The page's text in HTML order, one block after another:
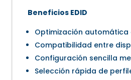
Beneficios EDID
Optimización automática
Compatibilidad entre
Configuración sencilla
Selección rápida de